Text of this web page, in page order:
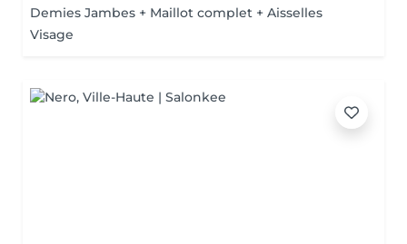
Demies Jambes + Maillot complet + Aisselles
Visage